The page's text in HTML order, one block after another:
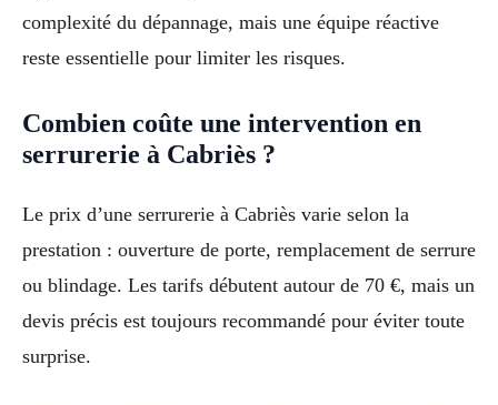
complexité du dépannage, mais une équipe réactive
reste essentielle pour limiter les risques.
Combien coûte une intervention en
serrurerie à Cabriès ?
Le prix d’une serrurerie à Cabriès varie selon la
prestation : ouverture de porte, remplacement de serrure
ou blindage. Les tarifs débutent autour de 70 €, mais un
devis précis est toujours recommandé pour éviter toute
surprise.